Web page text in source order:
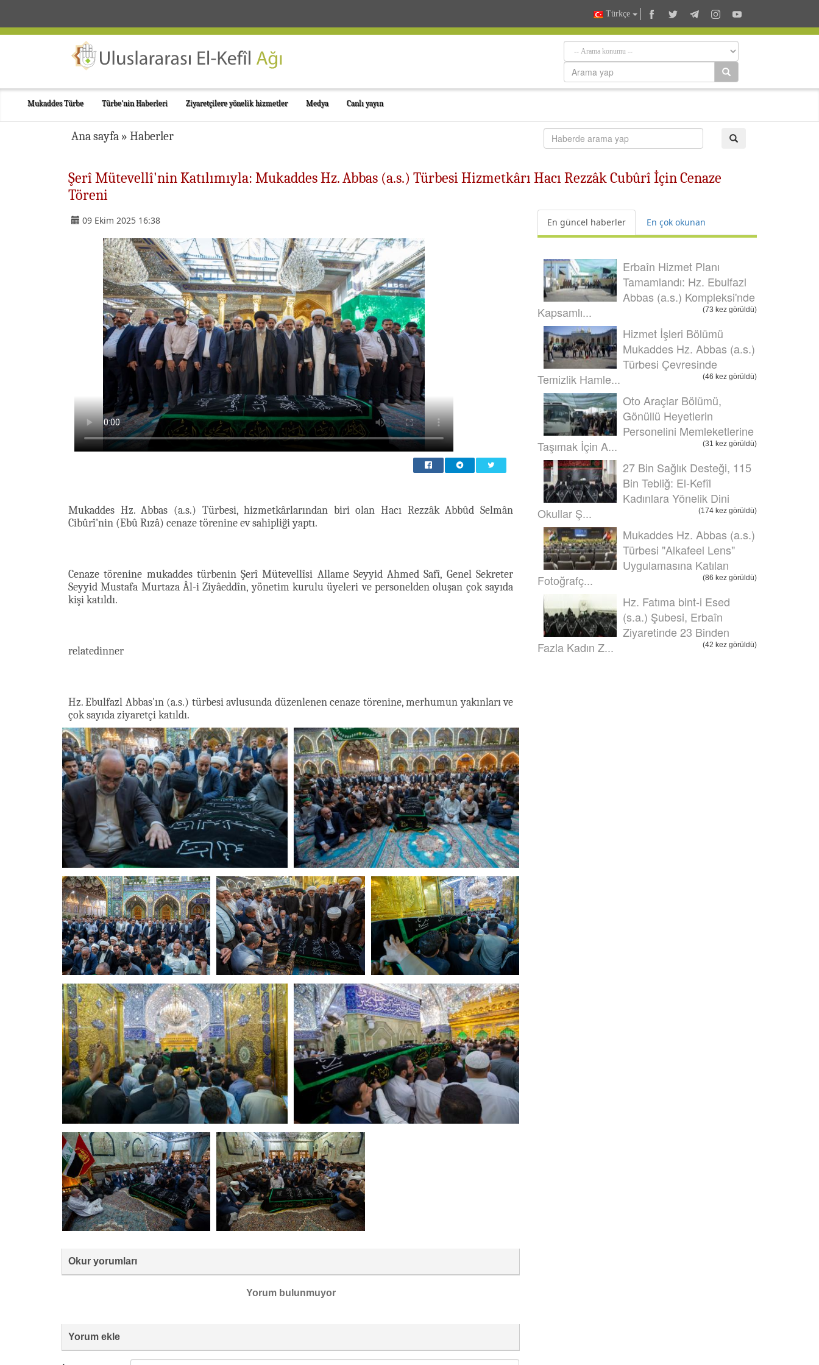
Türkçe
Mukaddes Türbe Türbe'nin Haberleri Ziyaretçilere yönelik hizmetler Medya Canlı yayın
Ana sayfa » Haberler
Şerî Mütevellî'nin Katılımıyla: Mukaddes Hz. Abbas (a.s.) Türbesi Hizmetkârı Hacı Rezzâk Cubûrî İçin Cenaze
Töreni
09 Ekim 2025 16:38
Mukaddes Hz. Abbas (a.s.) Türbesi, hizmetkârlarından biri olan Hacı Rezzâk Abbûd Selmân
Cibûrî'nin (Ebû Rızâ) cenaze törenine ev sahipliği yaptı.
Cenaze törenine mukaddes türbenin Şerî Mütevellîsi Allame Seyyid Ahmed Safî, Genel Sekreter
Seyyid Mustafa Murtaza Âl-i Ziyâeddîn, yönetim kurulu üyeleri ve personelden oluşan çok sayıda
kişi katıldı.
relatedinner
Hz. Ebulfazl Abbas'ın (a.s.) türbesi avlusunda düzenlenen cenaze törenine, merhumun yakınları ve
çok sayıda ziyaretçi katıldı.
Okur yorumları
Yorum bulunmuyor
Yorum ekle
En güncel haberler En çok okunan
Erbaîn Hizmet Planı
Tamamlandı: Hz. Ebulfazl
Abbas (a.s.) Kompleksi'nde
Kapsamlı...
(73 kez görüldü)
Hizmet İşleri Bölümü
Mukaddes Hz. Abbas (a.s.)
Türbesi Çevresinde
Temizlik Hamle...
(46 kez görüldü)
Oto Araçlar Bölümü,
Gönüllü Heyetlerin
Personelini Memleketlerine
Taşımak İçin A...
(31 kez görüldü)
27 Bin Sağlık Desteği, 115
Bin Tebliğ: El-Kefîl
Kadınlara Yönelik Dini
Okullar Ş...
(174 kez görüldü)
Mukaddes Hz. Abbas (a.s.)
Türbesi "Alkafeel Lens"
Uygulamasına Katılan
Fotoğrafç...
(86 kez görüldü)
Hz. Fatıma bint-i Esed
(s.a.) Şubesi, Erbaîn
Ziyaretinde 23 Binden
Fazla Kadın Z...
(42 kez görüldü)